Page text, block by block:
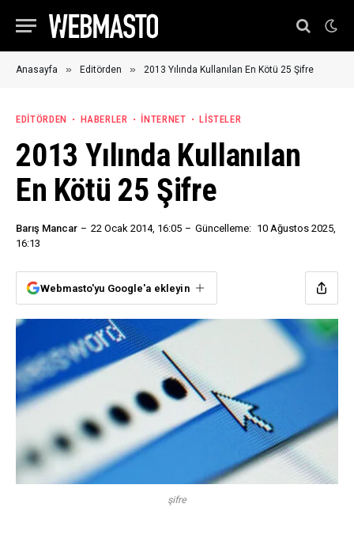
Anasayfa » Editörden » 2013 Yılında Kullanılan En Kötü 25 Şifre
EDITÖRDEN HABERLER İNTERNET LISTELER
2013 Yılında Kullanılan
En Kötü 25 Şifre
Barış Mancar 22 Ocak 2014, 16:05 Güncelleme: 10 Ağustos 2025,
16:13
Webmasto'yu Google'a ekleyin
şifre